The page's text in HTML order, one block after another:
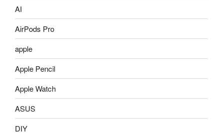
AI
AirPods Pro
apple
Apple Pencil
Apple Watch
ASUS
DIY